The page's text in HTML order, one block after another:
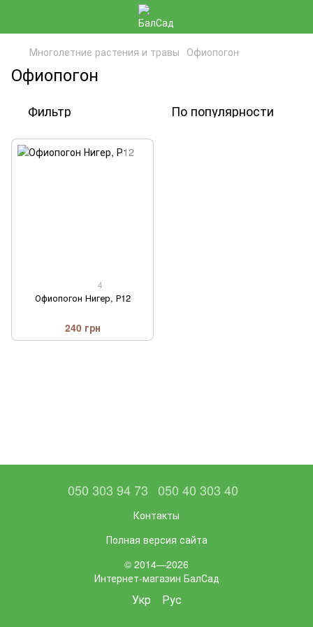
Многолетние растения и травы Офиопогон
Офиопогон
Фильтр По популярности
4
Офиопогон Нигер, Р12
240 грн
050 303 94 73 050 40 303 40
Контакты
Полная версия сайта
© 2014—2026
Интернет-магазин БалСад
Укр Рус